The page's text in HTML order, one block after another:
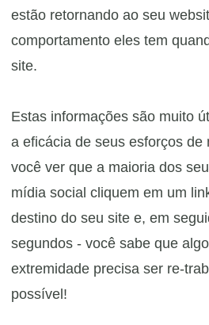
estão retornando ao seu
comportamento eles tem
site.
Estas informações são muito
a eficácia de seus esforços de
você ver que a maioria dos
mídia social cliquem em um
destino do seu site e, em
segundos - você sabe que
extremidade precisa ser re-
possível!